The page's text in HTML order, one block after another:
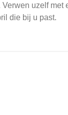
Verwen uzelf met
die bij u past.